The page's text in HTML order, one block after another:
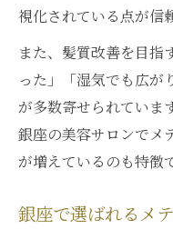
視化されている点が信
また、髪質改善を目指
った」「湿気でも広が
が多数寄せられていま
銀座の美容サロンでメ
が増えているのも特徴
銀座で選ばれるメ